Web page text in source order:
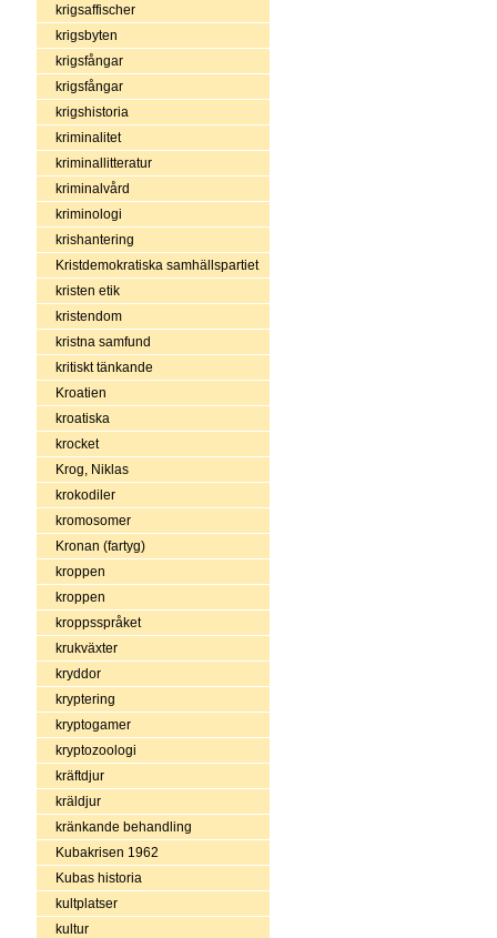
krigsaffischer
krigsbyten
krigsfångar
krigsfångar
krigshistoria
kriminalitet
kriminallitteratur
kriminalvård
kriminologi
krishantering
Kristdemokratiska samhällspartiet
kristen etik
kristendom
kristna samfund
kritiskt tänkande
Kroatien
kroatiska
krocket
Krog, Niklas
krokodiler
kromosomer
Kronan (fartyg)
kroppen
kroppen
kroppsspråket
krukväxter
kryddor
kryptering
kryptogamer
kryptozoologi
kräftdjur
kräldjur
kränkande behandling
Kubakrisen 1962
Kubas historia
kultplatser
kultur